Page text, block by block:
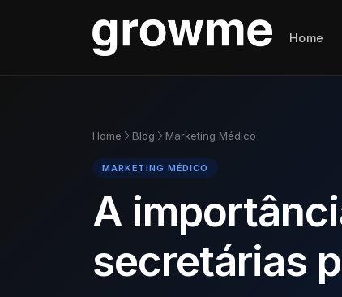
Home
Home Blog Marketing Médico
MARKETING MÉDICO
A
secretárias